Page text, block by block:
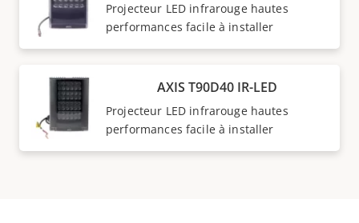
Projecteur LED infrarouge hautes
performances facile à installer
AXIS T90D40 IR-LED
Projecteur LED infrarouge hautes
performances facile à installer